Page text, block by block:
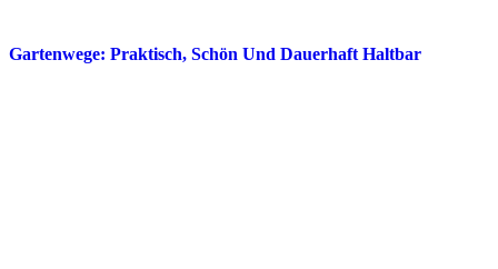
Gartenwege: Praktisch, Schön Und Dauerhaft Haltbar